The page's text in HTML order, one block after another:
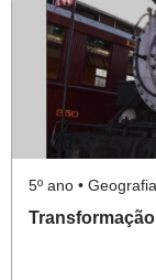
5º ano • Geografia